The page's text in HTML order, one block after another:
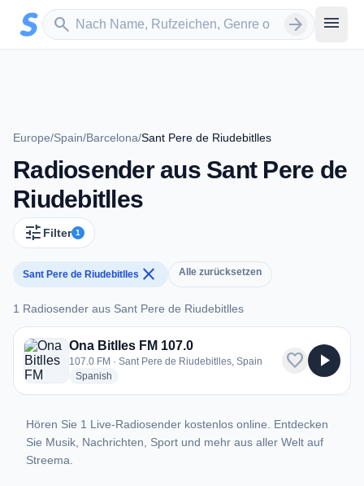
Zum Hauptinhalt springen
search
Sender suchen arrow_forward menu
Europe/Spain/Barcelona/Sant Pere de Riudebitlles
Radiosender aus Sant Pere de
Riudebitlles
tune Filter 1
Sant Pere de Riudebitlles close Alle zurücksetzen
1 Radiosender aus Sant Pere de Riudebitlles
1 Radiosender aus Sant Pere de Riudebitlles
Ona Bitlles FM 107.0
107.0 FM · Sant Pere de Riudebitlles, Spain
Spanish
favorite play_arrow
Hören Sie 1 Live-Radiosender kostenlos online. Entdecken
Sie Musik, Nachrichten, Sport und mehr aus aller Welt auf
Streema.